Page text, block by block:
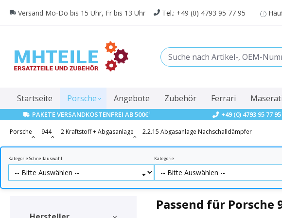
Zur Hauptnavigation springen
Versand Mo-Do bis 15 Uhr, Fr bis 13 Uhr Tel.: +49 (0) 4793 95 77 95
Startseite Porsche Angebote Zubehör Ferrari Maserati
PAKETE VERSANDKOSTENFREI AB 500€1 +49 (0) 4793 95 77 95
Porsche 944 2 Kraftstoff + Abgasanlage 2.2.15 Abgasanlage Nachschalldämpfer
Kategorie Schnellauswahl Kategorie
Passend für Porsche